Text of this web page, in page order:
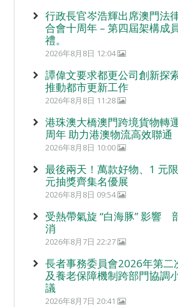
行政長官岑浩輝出席澳門法
合會十周年 – 第四屆架構成
禮。
2026年8月8日 12:04
譚偉文要求都更公司創新探
推動都市更新工作
2026年8月8日 11:28
港珠澳大橋澳門跨境貨物轉
周年 助力港澳物流高效聯通
2026年8月8日 10:00
最後兩天！萬款好物、1 元
元抽獎齊集名優展
2026年8月8日 09:54
受熱帶氣旋 “白海豚” 影響
消
2026年8月7日 22:27
長者事務委員會2026年第二
及養老保障機制跨部門協調
議
2026年8月7日 20:41